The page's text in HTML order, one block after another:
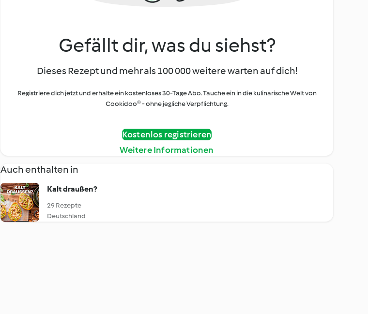
Gefällt dir, was du siehst?
Dieses Rezept und mehr als 100 000 weitere warten auf dich!
Registriere dich jetzt und erhalte ein kostenloses 30-Tage Abo. Tauche ein in die kulinarische Welt von
Cookidoo® - ohne jegliche Verpflichtung.
Kostenlos registrieren
Weitere Informationen
Auch enthalten in
Kalt draußen?
29 Rezepte
Deutschland